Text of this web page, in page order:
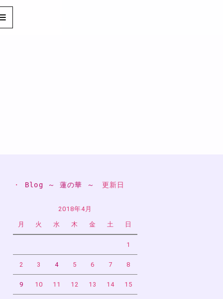
・ Blog ～ 蓮の華 ～ 更新日
2018年4月
月 火 水 木 金 土 日
1
2 3 4 5 6 7 8
9 10 11 12 13 14 15